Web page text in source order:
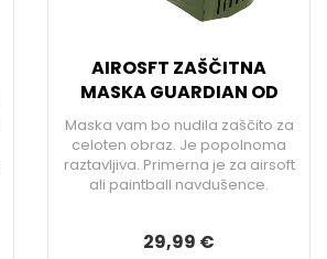
AIROSFT ZAŠČITNA
MASKA GUARDIAN OD
Maska vam bo nudila zaščito za
celoten obraz. Je popolnoma
raztavljiva. Primerna je za airsoft
ali paintball navdušence.
29,99 €